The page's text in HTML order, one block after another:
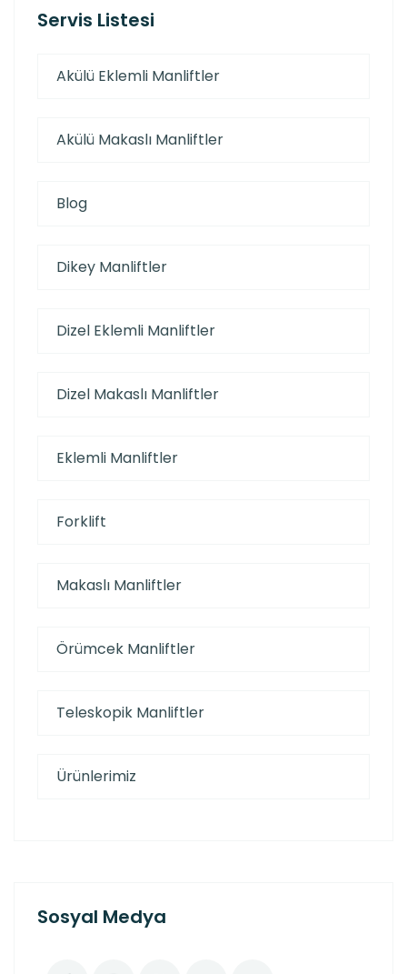
Servis Listesi
Akülü Eklemli Manliftler
Akülü Makaslı Manliftler
Blog
Dikey Manliftler
Dizel Eklemli Manliftler
Dizel Makaslı Manliftler
Eklemli Manliftler
Forklift
Makaslı Manliftler
Örümcek Manliftler
Teleskopik Manliftler
Ürünlerimiz
Sosyal Medya